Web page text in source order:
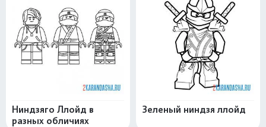
Ниндзяго Ллойд в
разных обличиях
Зеленый ниндзя ллойд